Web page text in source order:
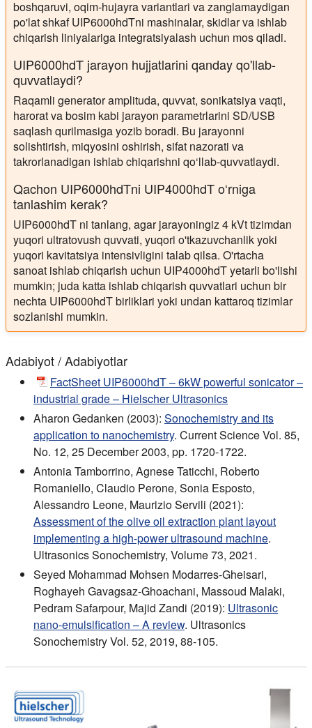
boshqaruvi, oqim-hujayra variantlari va zanglamaydigan
po'lat shkaf UIP6000hdTni mashinalar, skidlar va ishlab
chiqarish liniyalariga integratsiyalash uchun mos qiladi.
UIP6000hdT jarayon hujjatlarini qanday qo'llab-
quvvatlaydi?
Raqamli generator amplituda, quvvat, sonikatsiya vaqti,
harorat va bosim kabi jarayon parametrlarini SD/USB
saqlash qurilmasiga yozib boradi. Bu jarayonni
solishtirish, miqyosini oshirish, sifat nazorati va
takrorlanadigan ishlab chiqarishni qo‘llab-quvvatlaydi.
Qachon UIP6000hdTni UIP4000hdT o‘rniga
tanlashim kerak?
UIP6000hdT ni tanlang, agar jarayoningiz 4 kVt tizimdan
yuqori ultratovush quvvati, yuqori o'tkazuvchanlik yoki
yuqori kavitatsiya intensivligini talab qilsa. O'rtacha
sanoat ishlab chiqarish uchun UIP4000hdT yetarli bo'lishi
mumkin; juda katta ishlab chiqarish quvvatlari uchun bir
nechta UIP6000hdT birliklari yoki undan kattaroq tizimlar
sozlanishi mumkin.
Adabiyot / Adabiyotlar
FactSheet UIP6000hdT – 6kW powerful sonicator –
industrial grade – Hielscher Ultrasonics
Aharon Gedanken (2003): Sonochemistry and its
application to nanochemistry. Current Science Vol. 85,
No. 12, 25 December 2003, pp. 1720-1722.
Antonia Tamborrino, Agnese Taticchi, Roberto
Romaniello, Claudio Perone, Sonia Esposto,
Alessandro Leone, Maurizio Servili (2021):
Assessment of the olive oil extraction plant layout
implementing a high-power ultrasound machine.
Ultrasonics Sonochemistry, Volume 73, 2021.
Seyed Mohammad Mohsen Modarres-Gheisari,
Roghayeh Gavagsaz-Ghoachani, Massoud Malaki,
Pedram Safarpour, Majid Zandi (2019): Ultrasonic
nano-emulsification – A review. Ultrasonics
Sonochemistry Vol. 52, 2019, 88-105.